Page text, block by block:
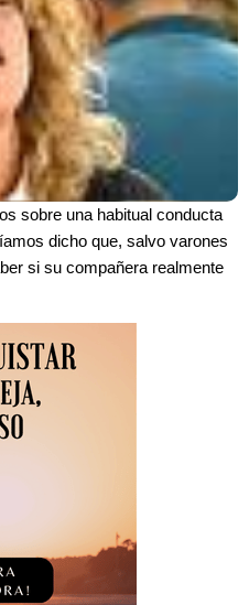
sobre una habitual conducta
dicho que, salvo varones
si su compañera realmente